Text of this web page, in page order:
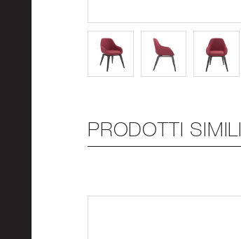
PRODOTTI SIMILI